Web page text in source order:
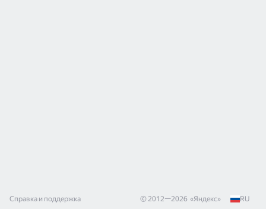
Справка и поддержка © 2012—2026 «Яндекс» RU